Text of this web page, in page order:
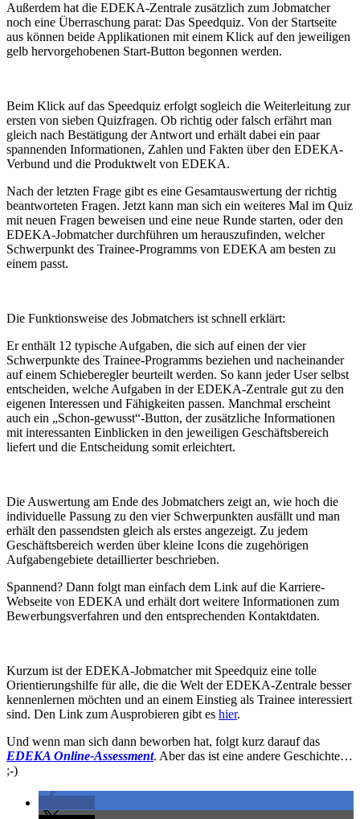
Außerdem hat die EDEKA-Zentrale zusätzlich zum Jobmatcher
noch eine Überraschung parat: Das Speedquiz. Von der Startseite
aus können beide Applikationen mit einem Klick auf den jeweiligen
gelb hervorgehobenen Start-Button begonnen werden.
Beim Klick auf das Speedquiz erfolgt sogleich die Weiterleitung zur
ersten von sieben Quizfragen. Ob richtig oder falsch erfährt man
gleich nach Bestätigung der Antwort und erhält dabei ein paar
spannenden Informationen, Zahlen und Fakten über den EDEKA-
Verbund und die Produktwelt von EDEKA.
Nach der letzten Frage gibt es eine Gesamtauswertung der richtig
beantworteten Fragen. Jetzt kann man sich ein weiteres Mal im Quiz
mit neuen Fragen beweisen und eine neue Runde starten, oder den
EDEKA-Jobmatcher durchführen um herauszufinden, welcher
Schwerpunkt des Trainee-Programms von EDEKA am besten zu
einem passt.
Die Funktionsweise des Jobmatchers ist schnell erklärt:
Er enthält 12 typische Aufgaben, die sich auf einen der vier
Schwerpunkte des Trainee-Programms beziehen und nacheinander
auf einem Schieberegler beurteilt werden. So kann jeder User selbst
entscheiden, welche Aufgaben in der EDEKA-Zentrale gut zu den
eigenen Interessen und Fähigkeiten passen. Manchmal erscheint
auch ein „Schon-gewusst“-Button, der zusätzliche Informationen
mit interessanten Einblicken in den jeweiligen Geschäftsbereich
liefert und die Entscheidung somit erleichtert.
Die Auswertung am Ende des Jobmatchers zeigt an, wie hoch die
individuelle Passung zu den vier Schwerpunkten ausfällt und man
erhält den passendsten gleich als erstes angezeigt. Zu jedem
Geschäftsbereich werden über kleine Icons die zugehörigen
Aufgabengebiete detaillierter beschrieben.
Spannend? Dann folgt man einfach dem Link auf die Karriere-
Webseite von EDEKA und erhält dort weitere Informationen zum
Bewerbungsverfahren und den entsprechenden Kontaktdaten.
Kurzum ist der EDEKA-Jobmatcher mit Speedquiz eine tolle
Orientierungshilfe für alle, die die Welt der EDEKA-Zentrale besser
kennenlernen möchten und an einem Einstieg als Trainee interessiert
sind. Den Link zum Ausprobieren gibt es hier.
Und wenn man sich dann beworben hat, folgt kurz darauf das
EDEKA Online-Assessment. Aber das ist eine andere Geschichte…
;-)